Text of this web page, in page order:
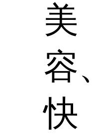
美
容、
快